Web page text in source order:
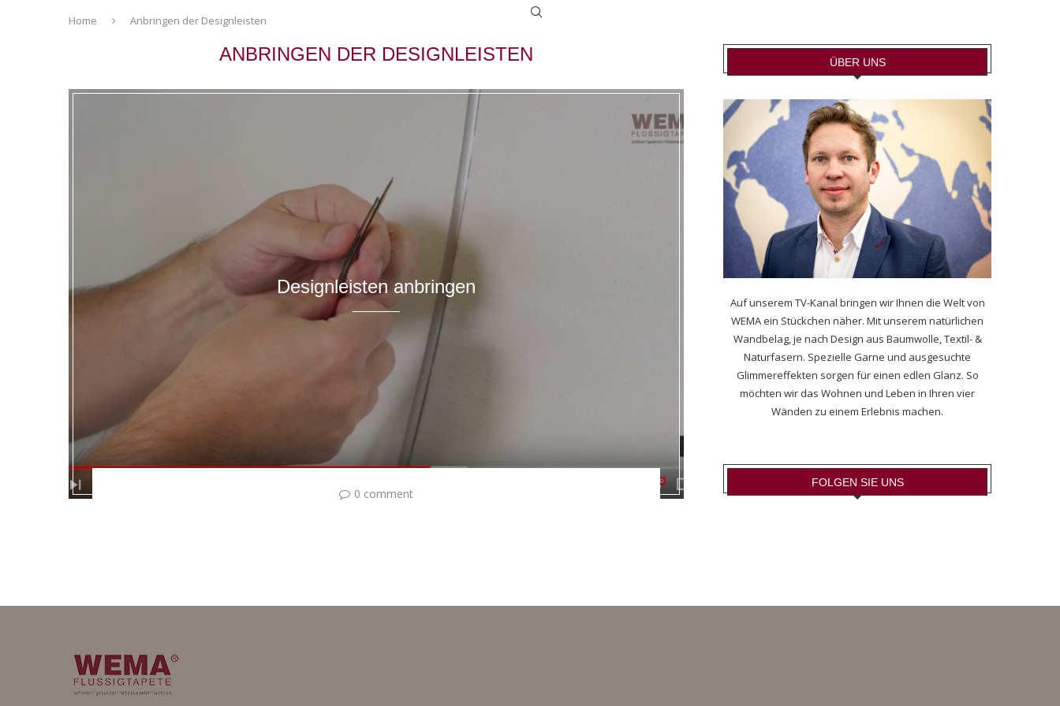
Home Anbringen der Designleisten
ANBRINGEN DER DESIGNLEISTEN
Designleisten anbringen
0 comment
ÜBER UNS
Auf unserem TV-Kanal bringen wir Ihnen die Welt von
WEMA ein Stückchen näher. Mit unserem natürlichen
Wandbelag, je nach Design aus Baumwolle, Textil- &
Naturfasern. Spezielle Garne und ausgesuchte
Glimmereffekten sorgen für einen edlen Glanz. So
möchten wir das Wohnen und Leben in Ihren vier
Wänden zu einem Erlebnis machen.
FOLGEN SIE UNS